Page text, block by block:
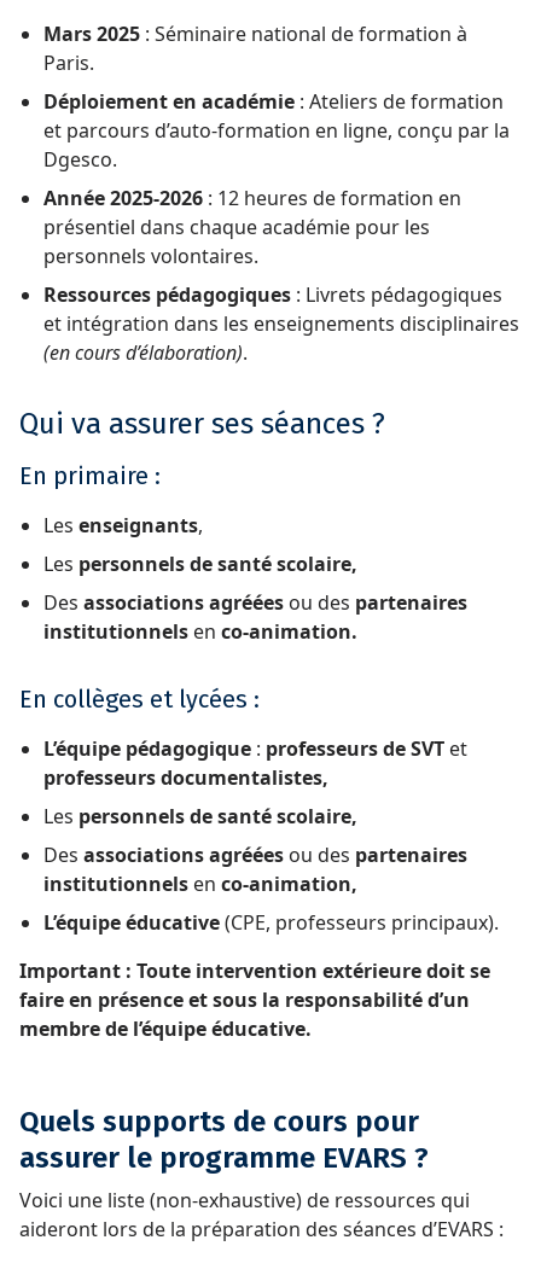
Mars 2025 : Séminaire national de formation à
Paris.
Déploiement en académie : Ateliers de formation
et parcours d’auto-formation en ligne, conçu par la
Dgesco.
Année 2025-2026 : 12 heures de formation en
présentiel dans chaque académie pour les
personnels volontaires.
Ressources pédagogiques : Livrets pédagogiques
et intégration dans les enseignements disciplinaires
(en cours d’élaboration).
Qui va assurer ses séances ?
En primaire :
Les enseignants,
Les personnels de santé scolaire,
Des associations agréées ou des partenaires
institutionnels en co-animation.
En collèges et lycées :
L’équipe pédagogique : professeurs de SVT et
professeurs documentalistes,
Les personnels de santé scolaire,
Des associations agréées ou des partenaires
institutionnels en co-animation,
L’équipe éducative(CPE, professeurs principaux).
Important : Toute intervention extérieure doit se
faire en présence et sous la responsabilité d’un
membre de l’équipe éducative.
Quels supports de cours pour
assurer le programme EVARS ?
Voici une liste (non-exhaustive) de ressources qui
aideront lors de la préparation des séances d’EVARS :